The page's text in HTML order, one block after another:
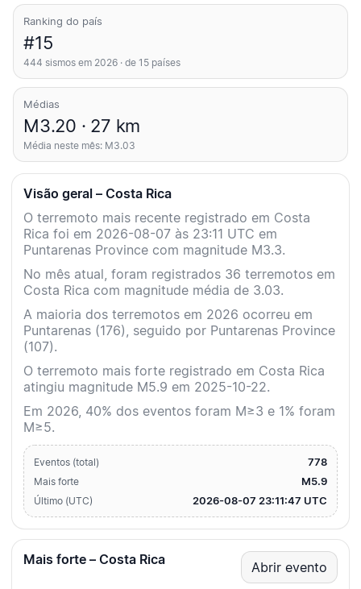
Ranking do país
#15
444 sismos em 2026 · de 15 países
Médias
M3.20 · 27 km
Média neste mês: M3.03
Visão geral – Costa Rica
O terremoto mais recente registrado em Costa
Rica foi em 2026-08-07 às 23:11 UTC em
Puntarenas Province com magnitude M3.3.
No mês atual, foram registrados 36 terremotos em
Costa Rica com magnitude média de 3.03.
A maioria dos terremotos em 2026 ocorreu em
Puntarenas (176), seguido por Puntarenas Province
(107).
O terremoto mais forte registrado em Costa Rica
atingiu magnitude M5.9 em 2025-10-22.
Em 2026, 40% dos eventos foram M≥3 e 1% foram
M≥5.
Eventos (total) 778
Mais forte M5.9
Último (UTC) 2026-08-07 23:11:47 UTC
Mais forte – Costa Rica Abrir evento